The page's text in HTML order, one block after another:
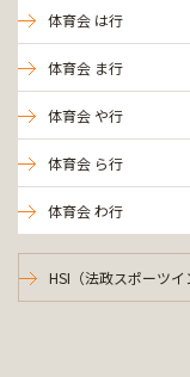
体育会 は行
体育会 ま行
体育会 や行
体育会 ら行
体育会 わ行
HSI（法政スポーツイ